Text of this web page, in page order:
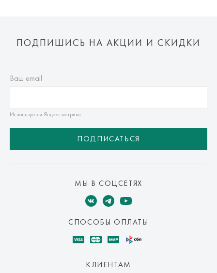
ПОДПИШИСЬ НА АКЦИИ И СКИДКИ
Ваш email
Используется Яндекс метрика
ПОДПИСАТЬСЯ
МЫ В СОЦСЕТЯХ
СПОСОБЫ ОПЛАТЫ
КЛИЕНТАМ